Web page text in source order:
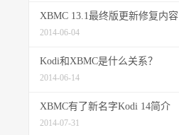
XBMC 13.1最终版更新修复内容
2014-06-04
Kodi和XBMC是什么关系？
2014-06-14
XBMC有了新名字Kodi 14简介
2014-07-31